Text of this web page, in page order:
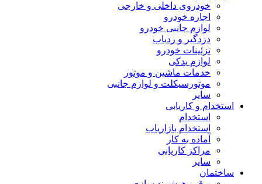
خودروی داخلی و خارجی
اجاره خودرو
لوازم جانبی خودرو
دزدگیر و ردیاب
تزئینات خودرو
لوازم یدکی
خدمات ماشین و موتور
موتورسیکلت و لوازم جانبی
سایر
استخدام و کاریابی
استخدام
استخدام بازاریاب
آماده به کار
مراکز کاریابی
سایر
ساختمان